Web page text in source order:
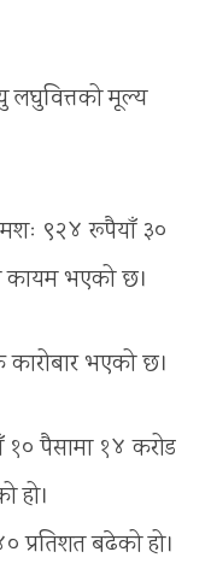
लघुवित्तको मूल्य
९२४ रूपैयाँ ३०
कायम भएको छ।
कारोबार भएको छ।
१० पैसामा १४ करोड
हो।
प्रतिशत बढेको हो।